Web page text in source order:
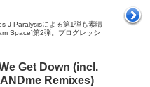
J Paralysisによる第1弾も素晴
Space]第2弾。プログレッシ
Get Down (incl.
Remixes)